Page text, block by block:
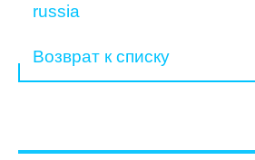
russia
Возврат к списку